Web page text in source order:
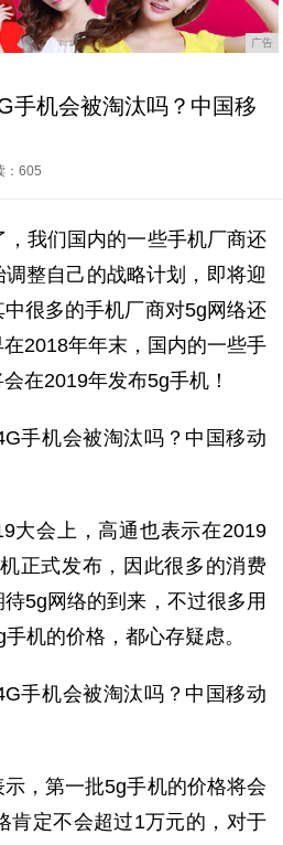
广告
手机会被淘汰吗？中国移
：605
我们国内的一些手机厂商还
整自己的战略计划，即将迎
很多的手机厂商对5g网络还
2018年年末，国内的一些手
在2019年发布5g手机！
大会上，高通也表示在2019
正式发布，因此很多的消费
5g网络的到来，不过很多用
机的价格，都心存疑虑。
，第一批5g手机的价格将会
肯定不会超过1万元的，对于